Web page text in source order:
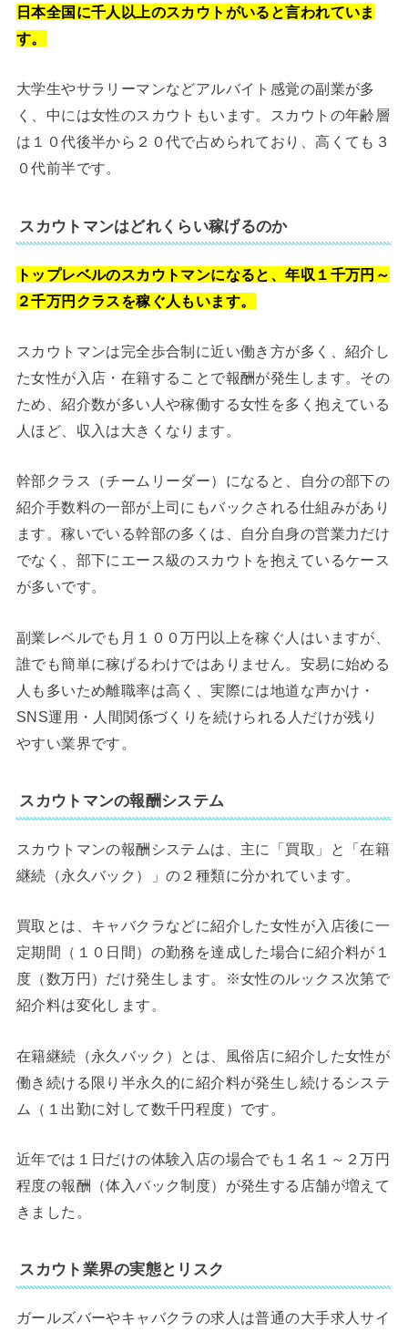
日本全国に千人以上のスカウトがいると言われていま
す。
大学生やサラリーマンなどアルバイト感覚の副業が多
く、中には女性のスカウトもいます。スカウトの年齢層
は１０代後半から２０代で占められており、高くても３
０代前半です。
スカウトマンはどれくらい稼げるのか
トップレベルのスカウトマンになると、年収１千万円～
２千万円クラスを稼ぐ人もいます。
スカウトマンは完全歩合制に近い働き方が多く、紹介し
た女性が入店・在籍することで報酬が発生します。その
ため、紹介数が多い人や稼働する女性を多く抱えている
人ほど、収入は大きくなります。
幹部クラス（チームリーダー）になると、自分の部下の
紹介手数料の一部が上司にもバックされる仕組みがあり
ます。稼いでいる幹部の多くは、自分自身の営業力だけ
でなく、部下にエース級のスカウトを抱えているケース
が多いです。
副業レベルでも月１００万円以上を稼ぐ人はいますが、
誰でも簡単に稼げるわけではありません。安易に始める
人も多いため離職率は高く、実際には地道な声かけ・
SNS運用・人間関係づくりを続けられる人だけが残り
やすい業界です。
スカウトマンの報酬システム
スカウトマンの報酬システムは、主に「買取」と「在籍
継続（永久バック）」の２種類に分かれています。
買取とは、キャバクラなどに紹介した女性が入店後に一
定期間（１０日間）の勤務を達成した場合に紹介料が１
度（数万円）だけ発生します。※女性のルックス次第で
紹介料は変化します。
在籍継続（永久バック）とは、風俗店に紹介した女性が
働き続ける限り半永久的に紹介料が発生し続けるシステ
ム（１出勤に対して数千円程度）です。
近年では１日だけの体験入店の場合でも１名１～２万円
程度の報酬（体入バック制度）が発生する店舗が増えて
きました。
スカウト業界の実態とリスク
ガールズバーやキャバクラの求人は普通の大手求人サイ